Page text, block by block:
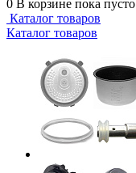
0 В корзине пока пусто
Каталог товаров
Каталог товаров